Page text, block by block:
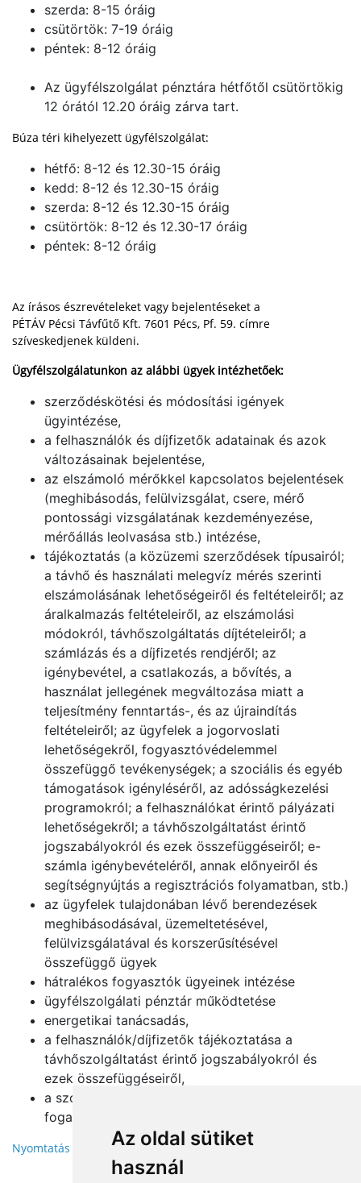
Az oldal sütiket
használ
szerda: 8-15 óráig
csütörtök: 7-19 óráig
péntek: 8-12 óráig
Az ügyfélszolgálat pénztára hétfőtől csütörtökig
12 órától 12.20 óráig zárva tart.
Búza téri kihelyezett ügyfélszolgálat:
hétfő: 8-12 és 12.30-15 óráig
kedd: 8-12 és 12.30-15 óráig
szerda: 8-12 és 12.30-15 óráig
csütörtök: 8-12 és 12.30-17 óráig
péntek: 8-12 óráig
Az írásos észrevételeket vagy bejelentéseket a
PÉTÁV Pécsi Távfűtő Kft. 7601 Pécs, Pf. 59. címre
szíveskedjenek küldeni.
Ügyfélszolgálatunkon az alábbi ügyek intézhetőek:
szerződéskötési és módosítási igények
ügyintézése,
a felhasználók és díjfizetők adatainak és azok
változásainak bejelentése,
az elszámoló mérőkkel kapcsolatos bejelentések
(meghibásodás, felülvizsgálat, csere, mérő
pontossági vizsgálatának kezdeményezése,
mérőállás leolvasása stb.) intézése,
tájékoztatás (a közüzemi szerződések típusairól;
a távhő és használati melegvíz mérés szerinti
elszámolásának lehetőségeiről és feltételeiről; az
áralkalmazás feltételeiről, az elszámolási
módokról, távhőszolgáltatás díjtételeiről; a
számlázás és a díjfizetés rendjéről; az
igénybevétel, a csatlakozás, a bővítés, a
használat jellegének megváltozása miatt a
teljesítmény fenntartás-, és az újraindítás
feltételeiről; az ügyfelek a jogorvoslati
lehetőségekről, fogyasztóvédelemmel
összefüggő tevékenységek; a szociális és egyéb
támogatások igényléséről, az adósságkezelési
programokról; a felhasználókat érintő pályázati
lehetőségekről; a távhőszolgáltatást érintő
jogszabályokról és ezek összefüggéseiről; e-
számla igénybevételéről, annak előnyeiről és
segítségnyújtás a regisztrációs folyamatban, stb.)
az ügyfelek tulajdonában lévő berendezések
meghibásodásával, üzemeltetésével,
felülvizsgálatával és korszerűsítésével
összefüggő ügyek
hátralékos fogyasztók ügyeinek intézése
ügyfélszolgálati pénztár működtetése
energetikai tanácsadás,
a felhasználók/díjfizetők tájékoztatása a
távhőszolgáltatást érintő jogszabályokról és
ezek összefüggéseiről,
a szolgáltatással kapcsolatos hibák, panaszok
fogadása.
Nyomtatás